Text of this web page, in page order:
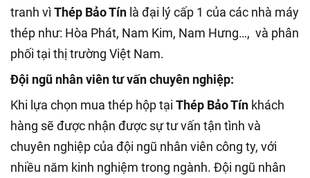
tranh vì Thép Bảo Tín là đại lý cấp 1 của các nhà máy
thép như: Hòa Phát, Nam Kim, Nam Hưng…, và phân
phối tại thị trường Việt Nam.
Đội ngũ nhân viên tư vấn chuyên nghiệp:
Khi lựa chọn mua thép hộp tại Thép Bảo Tín khách
hàng sẽ được nhận được sự tư vấn tận tình và
chuyên nghiệp của đội ngũ nhân viên công ty, với
nhiều năm kinh nghiệm trong ngành. Đội ngũ nhân